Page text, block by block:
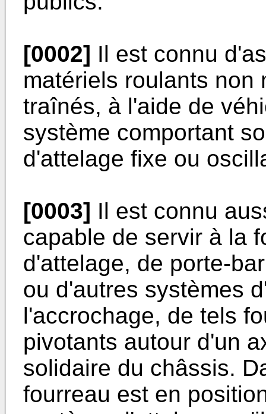
[0002] Il est connu
matériels roulants non
traînés, à l'aide de
système comportant
d'attelage fixe ou
[0003] Il est connu
capable de servir à la
d'attelage, de porte-
ou d'autres systèmes
l'accrochage, de tels
pivotants autour d'un
solidaire du châssis.
fourreau est en